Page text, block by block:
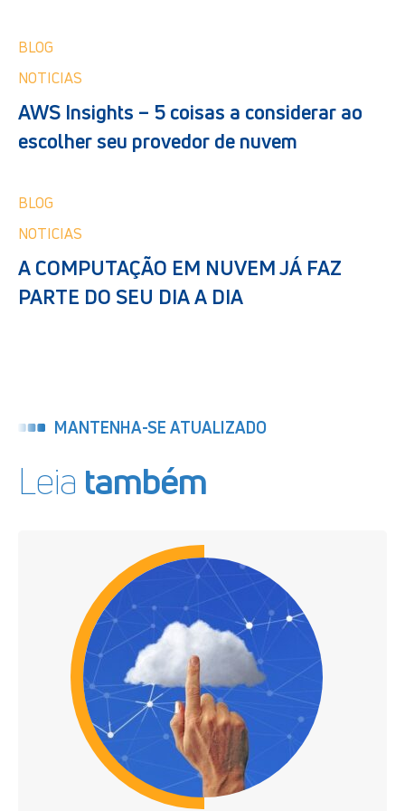
BLOG
NOTICIAS
AWS Insights – 5 coisas a considerar ao
escolher seu provedor de nuvem
BLOG
NOTICIAS
A COMPUTAÇÃO EM NUVEM JÁ FAZ
PARTE DO SEU DIA A DIA
MANTENHA-SE ATUALIZADO
Leia também